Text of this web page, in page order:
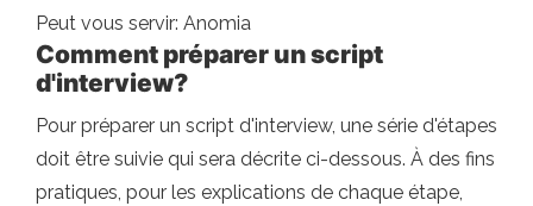
Peut vous servir: Anomia
Comment préparer un script
d'interview?
Pour préparer un script d'interview, une série d'étapes
doit être suivie qui sera décrite ci-dessous. À des fins
pratiques, pour les explications de chaque étape,